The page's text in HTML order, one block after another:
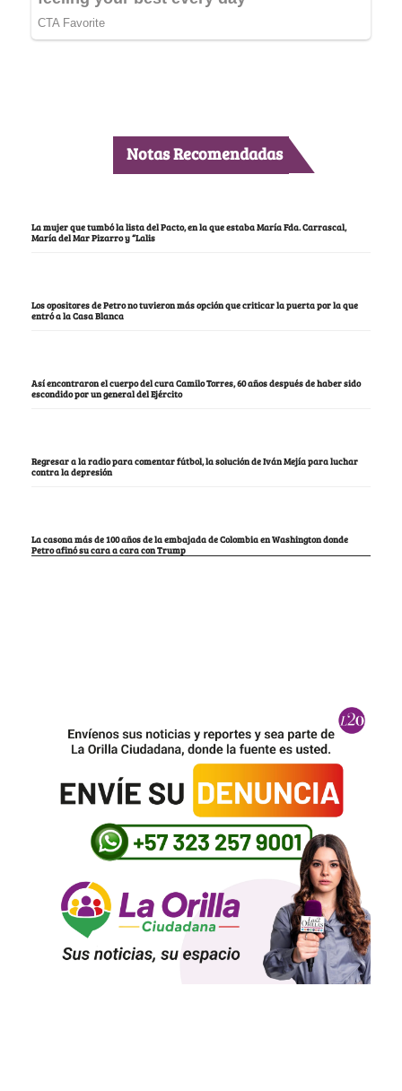
Notas Recomendadas
La mujer que tumbó la lista del Pacto, en la que estaba María Fda. Carrascal,
María del Mar Pizarro y “Lalis
Los opositores de Petro no tuvieron más opción que criticar la puerta por la que
entró a la Casa Blanca
Así encontraron el cuerpo del cura Camilo Torres, 60 años después de haber sido
escondido por un general del Ejército
Regresar a la radio para comentar fútbol, la solución de Iván Mejía para luchar
contra la depresión
La casona más de 100 años de la embajada de Colombia en Washington donde
Petro afinó su cara a cara con Trump